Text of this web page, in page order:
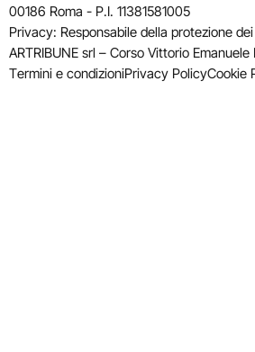
00186 Roma - P.I. 11381581005
Privacy: Responsabile della protezione
ARTRIBUNE srl – Corso Vittorio
Termini e condizioniPrivacy PolicyCookie